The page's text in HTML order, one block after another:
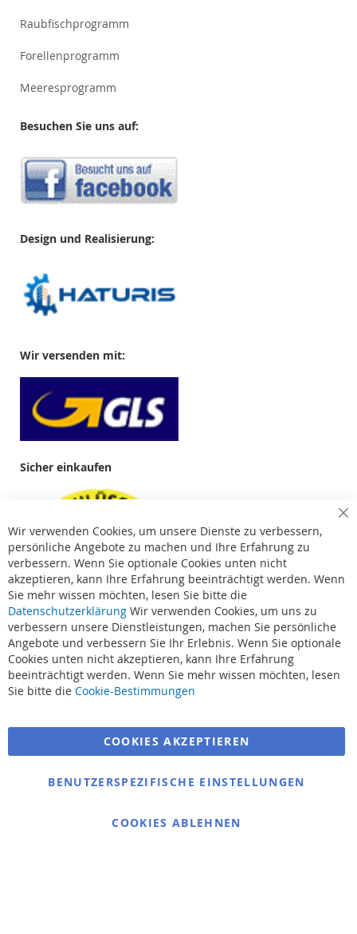
Raubfischprogramm
Forellenprogramm
Meeresprogramm
Besuchen Sie uns auf:
Design und Realisierung:
Wir versenden mit:
Sicher einkaufen
Suchbegriffe
Bestellungen und Rücksendungen
Kontaktieren Sie uns
Cookie Einstellungen
Wir verwenden Cookies, um unsere Dienste zu verbessern,
persönliche Angebote zu machen und Ihre Erfahrung zu
verbessern. Wenn Sie optionale Cookies unten nicht
akzeptieren, kann Ihre Erfahrung beeinträchtigt werden. Wenn
Sie mehr wissen möchten, lesen Sie bitte die
Datenschutzerklärung Wir verwenden Cookies, um uns zu
verbessern unsere Dienstleistungen, machen Sie persönliche
Angebote und verbessern Sie Ihr Erlebnis. Wenn Sie optionale
Cookies unten nicht akzeptieren, kann Ihre Erfahrung
beeinträchtigt werden. Wenn Sie mehr wissen möchten, lesen
Sie bitte die Cookie-Bestimmungen
COOKIES AKZEPTIEREN
BENUTZERSPEZIFISCHE EINSTELLUNGEN
COOKIES ABLEHNEN